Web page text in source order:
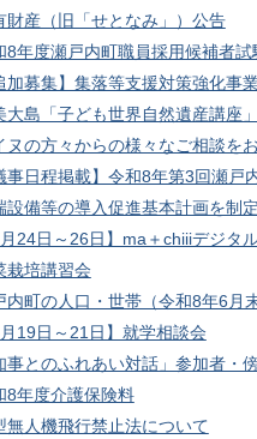
財産（旧「せとなみ」）公告
8年度瀬戸内町職員採用候補者試
加募集】集落等支援対策強化事
大島「子ども世界自然遺産講座
ヌの方々からの様々なご相談を
事日程掲載】令和8年第3回瀬戸
設備等の導入促進基本計画を制定
月24日～26日】ma＋chiiiデジタ
栽培講習会
内町の人口・世帯（令和8年6月末
月19日～21日】就学相談会
事とのふれあい対話」参加者・
8年度介護保険料
無人機飛行禁止法について